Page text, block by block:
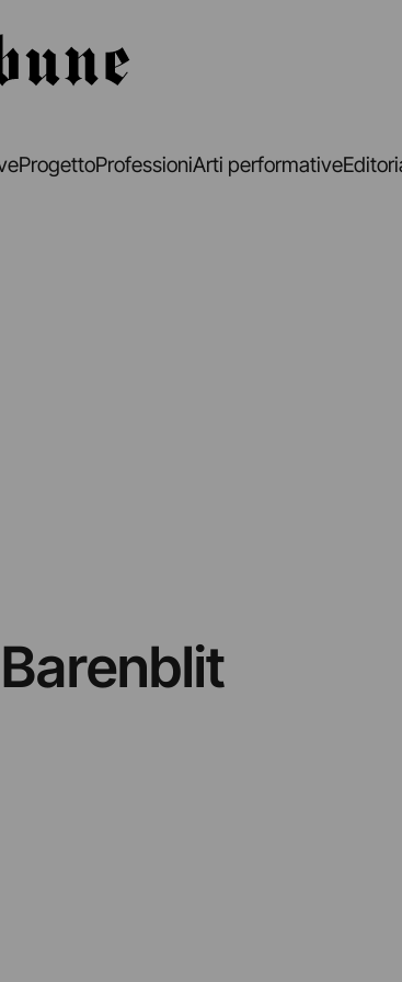
ProgettoProfessioniArti performative